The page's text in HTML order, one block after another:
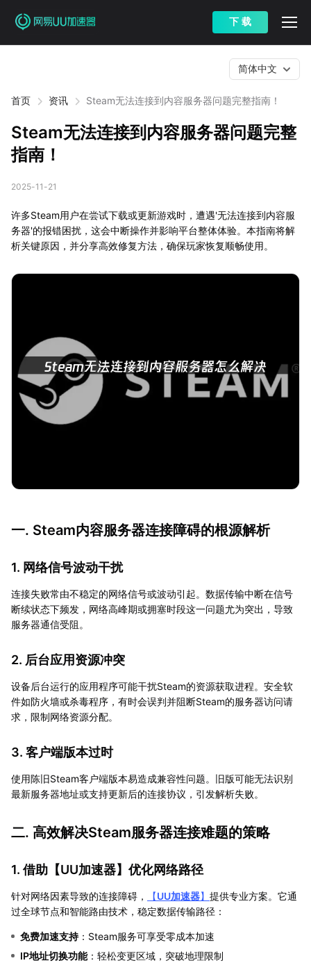
下 载
首页 资讯 Steam无法连接到内容服务器问题完整指南！
简体中文
Steam无法连接到内容服务器问题完整
指南！
2025-11-21
许多Steam用户在尝试下载或更新游戏时，遭遇'无法连接到内容服
务器'的报错困扰，这会中断操作并影响平台整体体验。本指南将解
析关键原因，并分享高效修复方法，确保玩家恢复顺畅使用。
一. Steam内容服务器连接障碍的根源解析
1. 网络信号波动干扰
连接失败常由不稳定的网络信号或波动引起。数据传输中断在信号
断续状态下频发，网络高峰期或拥塞时段这一问题尤为突出，导致
服务器通信受阻。
2. 后台应用资源冲突
设备后台运行的应用程序可能干扰Steam的资源获取进程。安全软
件如防火墙或杀毒程序，有时会误判并阻断Steam的服务器访问请
求，限制网络资源分配。
3. 客户端版本过时
使用陈旧Steam客户端版本易造成兼容性问题。旧版可能无法识别
最新服务器地址或支持更新后的连接协议，引发解析失败。
二. 高效解决Steam服务器连接难题的策略
1. 借助【UU加速器】优化网络路径
针对网络因素导致的连接障碍， 【UU加速器】 提供专业方案。它通
过全球节点和智能路由技术，稳定数据传输路径：
免费加速支持：Steam服务可享受零成本加速
IP地址切换功能：轻松变更区域，突破地理限制